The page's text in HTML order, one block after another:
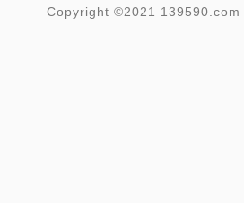
Copyright ©2021 139590.com